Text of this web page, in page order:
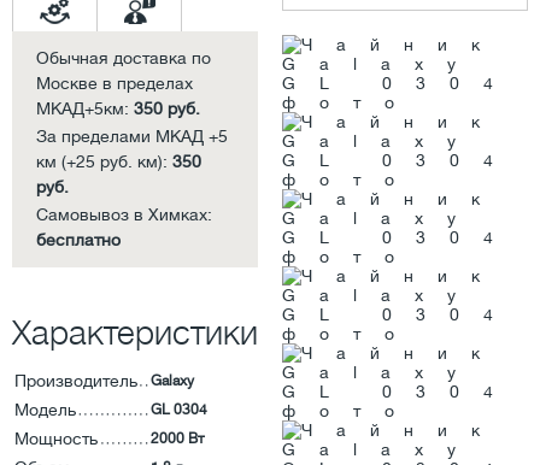
Обычная доставка по
Москве в пределах
МКАД+5км: 350 руб.
За пределами МКАД +5
км (+25 руб. км): 350
руб.
Самовывоз в Химках:
бесплатно
Характеристики
Производитель Galaxy
Модель GL 0304
Мощность 2000 Вт